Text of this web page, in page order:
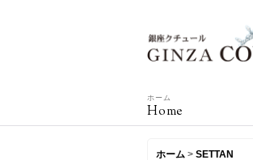
ホーム
Home
ホーム > SETTAN